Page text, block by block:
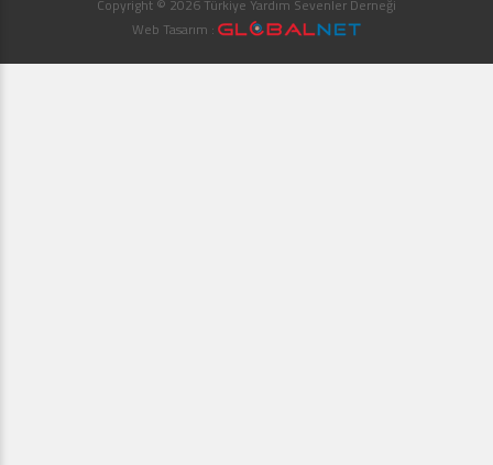
Copyright © 2026 Türkiye Yardım Sevenler Derneği
Web Tasarım :